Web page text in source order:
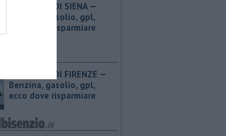
PROVINCIA DI SIENA — ​
Benzina, gasolio, gpl,
ecco dove risparmiare
PROVINCIA DI FIRENZE — ​
Benzina, gasolio, gpl,
ecco dove risparmiare